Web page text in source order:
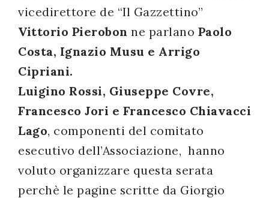
vicedirettore de “Il Gazzettino”
Vittorio Pierobon ne parlano Paolo
Costa, Ignazio Musu e Arrigo
Cipriani.
Luigino Rossi, Giuseppe Covre,
Francesco Jori e Francesco Chiavacci
Lago, componenti del comitato
esecutivo dell’Associazione, hanno
voluto organizzare questa serata
perchè le pagine scritte da Giorgio